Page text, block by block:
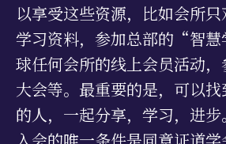
以享受这些资源，比如会所只
学习资料，参加总部的“智
球任何会所的线上会员活动
大会等。最重要的是，可以
的人，一起分享，学习，进步。